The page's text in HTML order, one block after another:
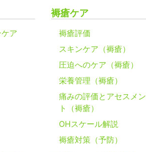
ア
褥瘡ケア
褥瘡評価
スキンケア（褥瘡）
圧迫へのケア（褥瘡）
栄養管理（褥瘡）
痛みの評価とアセスメン
ト（褥瘡）
OHスケール解説
褥瘡対策（予防）